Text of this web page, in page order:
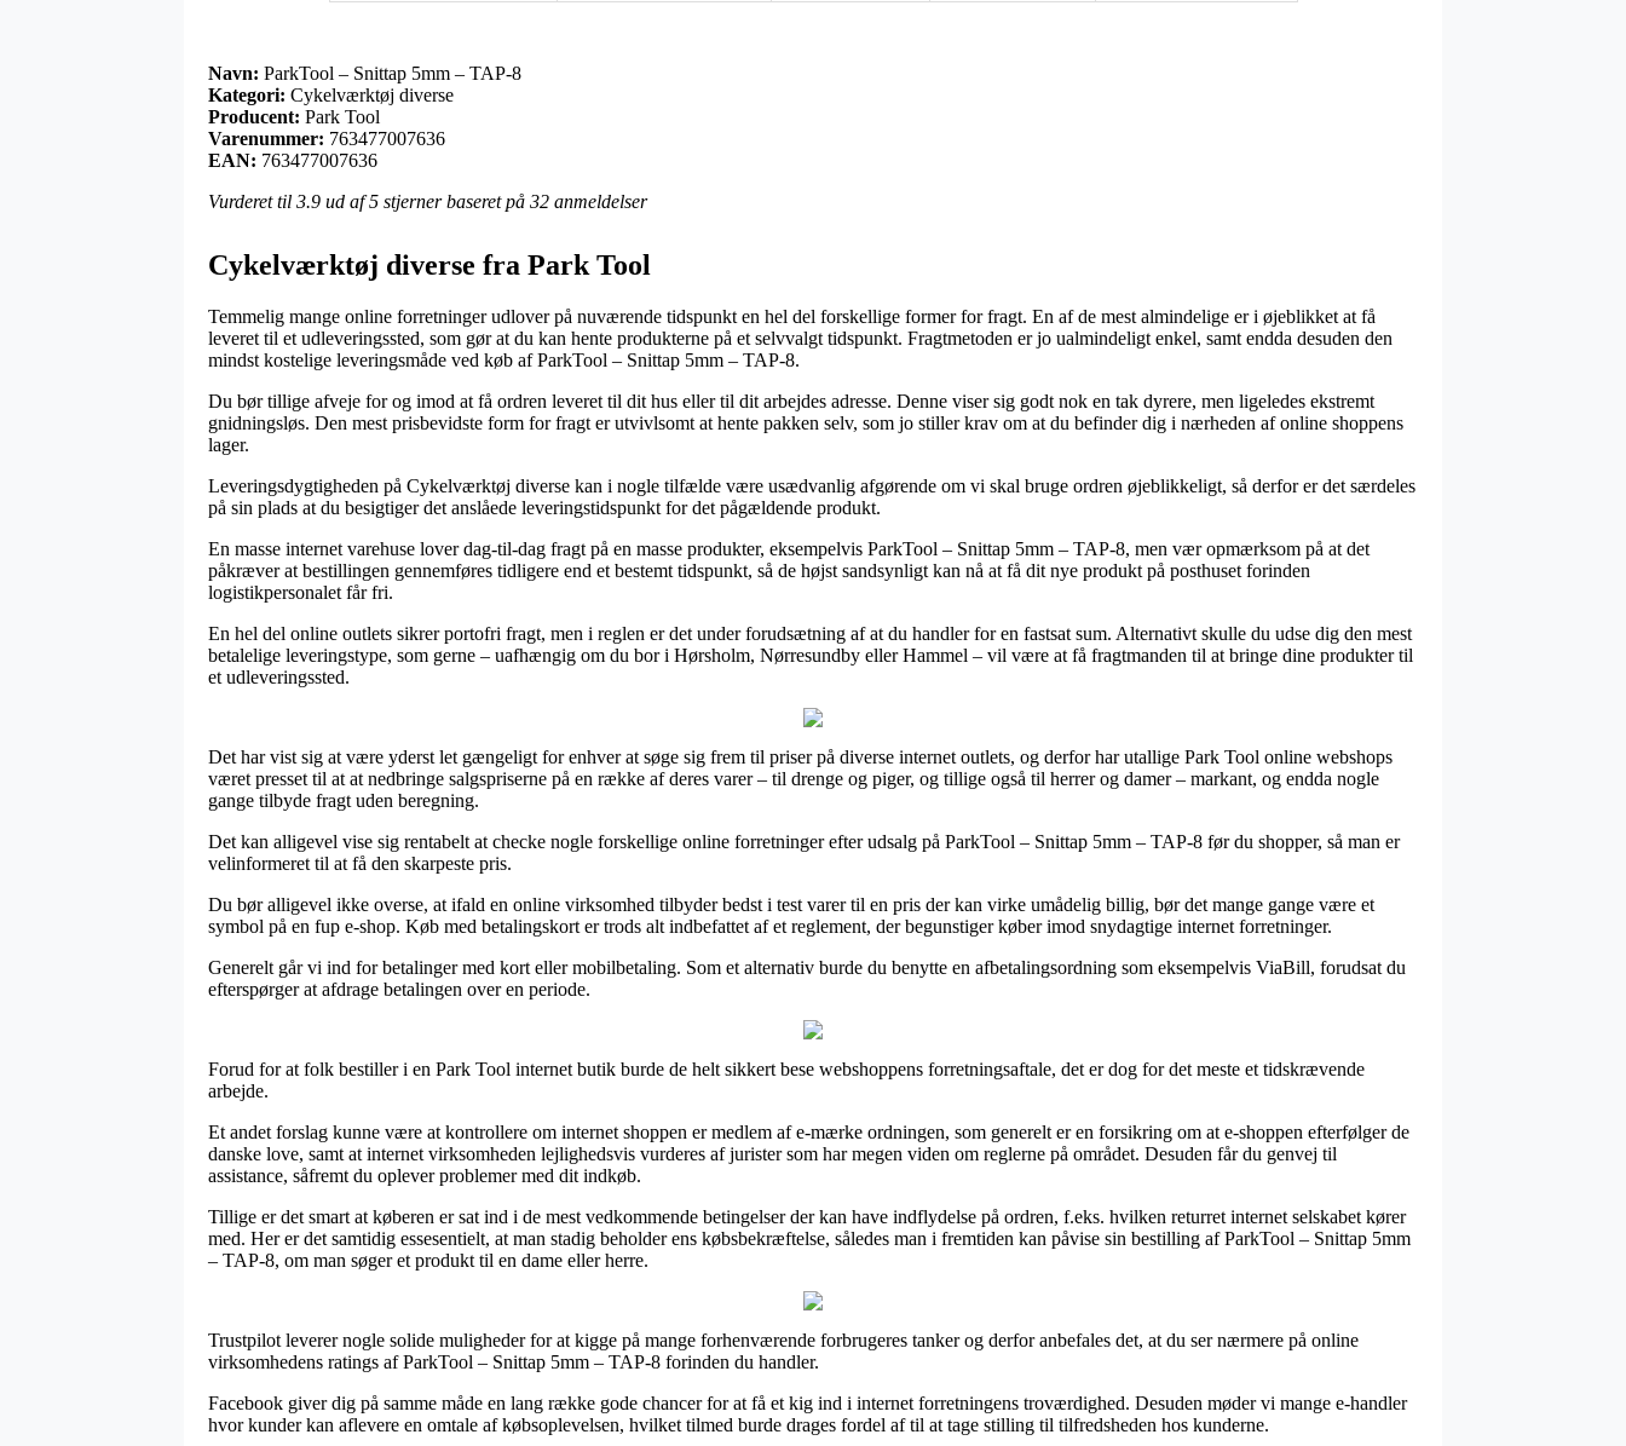
Navn: ParkTool – Snittap 5mm – TAP-8
Kategori: Cykelværktøj diverse
Producent: Park Tool
Varenummer: 763477007636
EAN: 763477007636
Vurderet til 3.9 ud af 5 stjerner baseret på 32 anmeldelser
Cykelværktøj diverse fra Park Tool
Temmelig mange online forretninger udlover på nuværende tidspunkt en hel del forskellige former for fragt. En af de mest almindelige er i øjeblikket at få
leveret til et udleveringssted, som gør at du kan hente produkterne på et selvvalgt tidspunkt. Fragtmetoden er jo ualmindeligt enkel, samt endda desuden den
mindst kostelige leveringsmåde ved køb af ParkTool – Snittap 5mm – TAP-8.
Du bør tillige afveje for og imod at få ordren leveret til dit hus eller til dit arbejdes adresse. Denne viser sig godt nok en tak dyrere, men ligeledes ekstremt
gnidningsløs. Den mest prisbevidste form for fragt er utvivlsomt at hente pakken selv, som jo stiller krav om at du befinder dig i nærheden af online shoppens
lager.
Leveringsdygtigheden på Cykelværktøj diverse kan i nogle tilfælde være usædvanlig afgørende om vi skal bruge ordren øjeblikkeligt, så derfor er det særdeles
på sin plads at du besigtiger det anslåede leveringstidspunkt for det pågældende produkt.
En masse internet varehuse lover dag-til-dag fragt på en masse produkter, eksempelvis ParkTool – Snittap 5mm – TAP-8, men vær opmærksom på at det
påkræver at bestillingen gennemføres tidligere end et bestemt tidspunkt, så de højst sandsynligt kan nå at få dit nye produkt på posthuset forinden
logistikpersonalet får fri.
En hel del online outlets sikrer portofri fragt, men i reglen er det under forudsætning af at du handler for en fastsat sum. Alternativt skulle du udse dig den mest
betalelige leveringstype, som gerne – uafhængig om du bor i Hørsholm, Nørresundby eller Hammel – vil være at få fragtmanden til at bringe dine produkter til
et udleveringssted.
Det har vist sig at være yderst let gængeligt for enhver at søge sig frem til priser på diverse internet outlets, og derfor har utallige Park Tool online webshops
været presset til at at nedbringe salgspriserne på en række af deres varer – til drenge og piger, og tillige også til herrer og damer – markant, og endda nogle
gange tilbyde fragt uden beregning.
Det kan alligevel vise sig rentabelt at checke nogle forskellige online forretninger efter udsalg på ParkTool – Snittap 5mm – TAP-8 før du shopper, så man er
velinformeret til at få den skarpeste pris.
Du bør alligevel ikke overse, at ifald en online virksomhed tilbyder bedst i test varer til en pris der kan virke umådelig billig, bør det mange gange være et
symbol på en fup e-shop. Køb med betalingskort er trods alt indbefattet af et reglement, der begunstiger køber imod snydagtige internet forretninger.
Generelt går vi ind for betalinger med kort eller mobilbetaling. Som et alternativ burde du benytte en afbetalingsordning som eksempelvis ViaBill, forudsat du
efterspørger at afdrage betalingen over en periode.
Forud for at folk bestiller i en Park Tool internet butik burde de helt sikkert bese webshoppens forretningsaftale, det er dog for det meste et tidskrævende
arbejde.
Et andet forslag kunne være at kontrollere om internet shoppen er medlem af e-mærke ordningen, som generelt er en forsikring om at e-shoppen efterfølger de
danske love, samt at internet virksomheden lejlighedsvis vurderes af jurister som har megen viden om reglerne på området. Desuden får du genvej til
assistance, såfremt du oplever problemer med dit indkøb.
Tillige er det smart at køberen er sat ind i de mest vedkommende betingelser der kan have indflydelse på ordren, f.eks. hvilken returret internet selskabet kører
med. Her er det samtidig essesentielt, at man stadig beholder ens købsbekræftelse, således man i fremtiden kan påvise sin bestilling af ParkTool – Snittap 5mm
– TAP-8, om man søger et produkt til en dame eller herre.
Trustpilot leverer nogle solide muligheder for at kigge på mange forhenværende forbrugeres tanker og derfor anbefales det, at du ser nærmere på online
virksomhedens ratings af ParkTool – Snittap 5mm – TAP-8 forinden du handler.
Facebook giver dig på samme måde en lang række gode chancer for at få et kig ind i internet forretningens troværdighed. Desuden møder vi mange e-handler
hvor kunder kan aflevere en omtale af købsoplevelsen, hvilket tilmed burde drages fordel af til at tage stilling til tilfredsheden hos kunderne.